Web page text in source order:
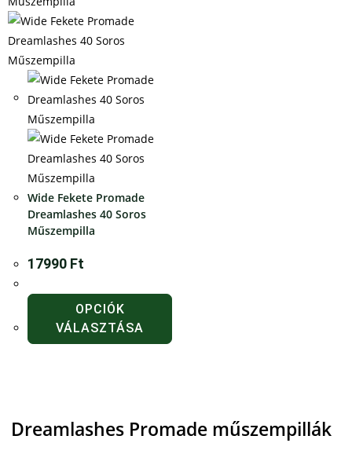
Wide Fekete Promade
Dreamlashes 40 Soros
Műszempilla
17990 Ft
OPCIÓK
VÁLASZTÁSA
Dreamlashes Promade műszempillák